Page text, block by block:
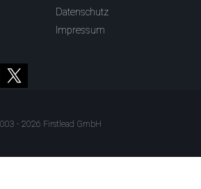
Datenschutz
Impressum
- 2026 Firstlead GmbH